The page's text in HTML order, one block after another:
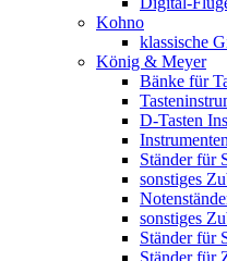
Kohno
klassische
König & Meyer
Bänke für
D-Tasten
Ständer für
sonstiges
sonstiges
Ständer für
Ständer für